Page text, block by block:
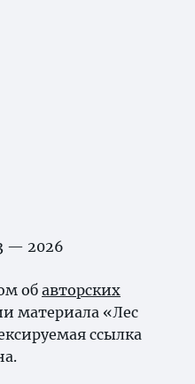
— 2026
об авторских
материала «Лес
ссылка